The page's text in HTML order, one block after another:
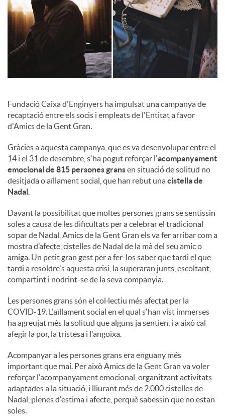
l
s
Fundació Caixa d'Enginyers ha impulsat una campanya de
recaptació entre els socis i empleats de l'Entitat a favor
d'Amics de la Gent Gran.
Gràcies a aquesta campanya, que es va desenvolupar entre el
14 i el 31 de desembre, s'ha pogut reforçar l'acompanyament
emocional de 815 persones gransen situació de solitud no
desitjada o aïllament social, que han rebut unacistella de
Nadal.
Davant la possibilitat que moltes persones grans se sentissin
soles a causa de les dificultats per a celebrar el tradicional
sopar de Nadal, Amics de la Gent Gran els va fer arribar com a
mostra d’afecte, cistelles de Nadal de la mà del seu amic o
amiga. Un petit gran gest per a fer-los saber que tardi el que
tardi a resoldre's aquesta crisi, la superaran junts, escoltant,
compartint i nodrint-se de la seva companyia.
Les persones grans són el col·lectiu més afectat per la
COVID-19. L'aïllament social en el qual s'han vist immerses
ha agreujat més la solitud que alguns ja sentien, i a això cal
afegir la por, la tristesa i l'angoixa.
Acompanyar a les persones grans era enguany més
important que mai. Per això Amics de la Gent Gran va voler
reforçar l'acompanyament emocional, organitzant activitats
adaptades a la situació, i lliurant més de 2.000 cistelles de
Nadal, plenes d'estima i afecte, perquè sabessin que no estan
soles.